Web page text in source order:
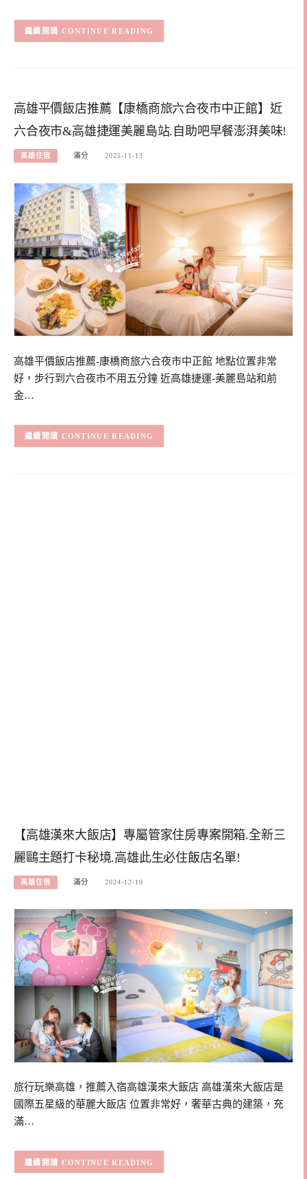
CONTINUE READING
高雄平價飯店推薦【康橋商旅六合夜市中正館】近
六合夜市&高雄捷運美麗島站.自助吧早餐澎湃美味!
高雄住宿 滿分 2025-11-13
高雄平價飯店推薦-康橋商旅六合夜市中正館 地點位置非常
好，步行到六合夜市不用五分鐘 近高雄捷運-美麗島站和前
金…
CONTINUE READING
【高雄漢來大飯店】專屬管家住房專案開箱.全新三
麗鷗主題打卡秘境.高雄此生必住飯店名單!
高雄住宿 滿分 2024-12-19
旅行玩樂高雄，推薦入宿高雄漢來大飯店 高雄漢來大飯店是
國際五星級的華麗大飯店 位置非常好，奢華古典的建築，充
滿…
CONTINUE READING